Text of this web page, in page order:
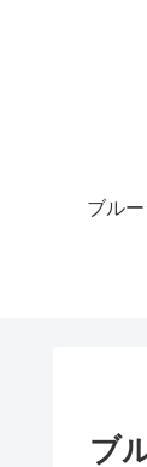
ブル
ブ